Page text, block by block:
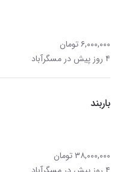
۶,۰۰۰,۰۰۰ تومان
۴ روز پیش در مسگرآباد
باربند
۳۸,۰۰۰,۰۰۰ تومان